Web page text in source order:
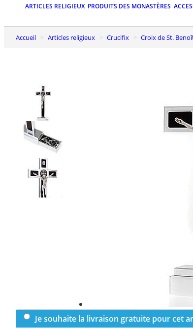
ARTICLES RELIGIEUX PRODUITS DES MONASTÈRES
Accueil Articles religieux Crucifix Croix de St.
Je souhaite la livraison gratuite pour cet